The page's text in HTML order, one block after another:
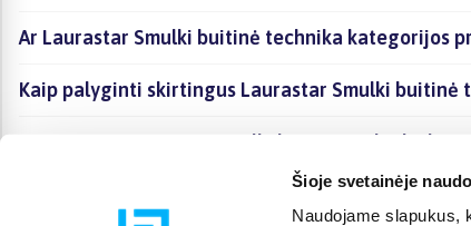
Šioje svetainėje
Naudojame slapukus,
Ar Laurastar Smulki buitinė technika kategorijos
Kaip palyginti skirtingus Laurastar Smulki buitinė
Kaip įsigyti Laurastar Smulki buitinė technika